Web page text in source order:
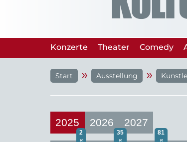
Konzerte Theater Comedy
Start » Ausstellung »
2025 2026 2027
2 35 81